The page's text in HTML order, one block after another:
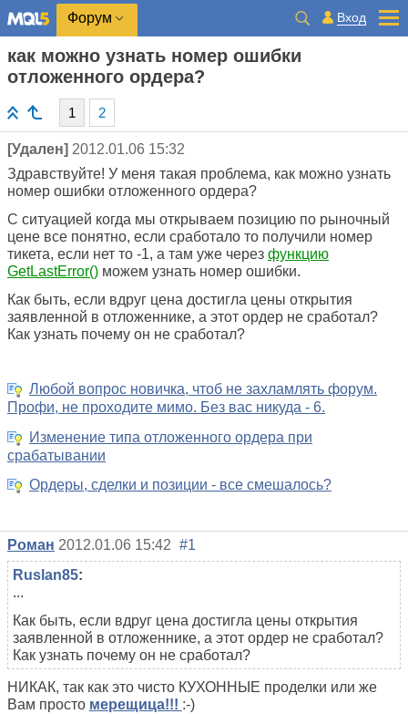
Форум Вход
как можно узнать номер ошибки
отложенного ордера?
1 2
[Удален] 2012.01.06 15:32
Здравствуйте! У меня такая проблема, как можно узнать
номер ошибки отложенного ордера?
С ситуацией когда мы открываем позицию по рыночный
цене все понятно, если сработало то получили номер
тикета, если нет то -1, а там уже через функцию
GetLastError() можем узнать номер ошибки.
Как быть, если вдруг цена достигла цены открытия
заявленной в отложеннике, а этот ордер не сработал?
Как узнать почему он не сработал?
Любой вопрос новичка, чтоб не захламлять форум.
Профи, не проходите мимо. Без вас никуда - 6.
Изменение типа отложенного ордера при
срабатывании
Ордеры, сделки и позиции - все смешалось?
Роман 2012.01.06 15:42 #1
Ruslan85:
...
Как быть, если вдруг цена достигла цены открытия
заявленной в отложеннике, а этот ордер не сработал?
Как узнать почему он не сработал?
НИКАК, так как это чисто КУХОННЫЕ проделки или же
Вам просто мерещица!!! :-)